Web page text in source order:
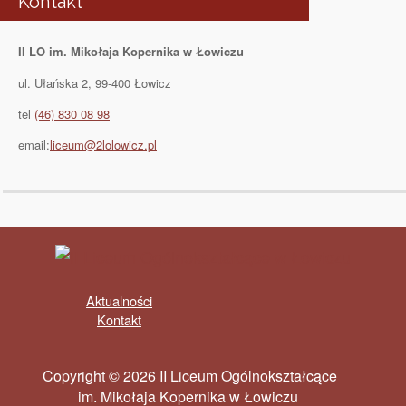
II LO im. Mikołaja Kopernika w Łowiczu
ul. Ułańska 2, 99-400 Łowicz
tel (46) 830 08 98
email:liceum@2lolowicz.pl
Aktualności
Kontakt
Copyright © 2026 II Liceum Ogólnokształcące
im. Mikołaja Kopernika w Łowiczu